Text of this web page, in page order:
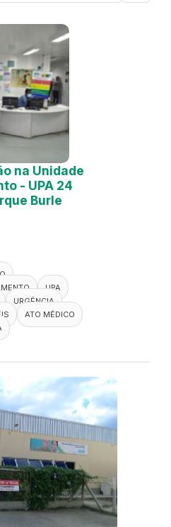
na Unidade
- UPA 24
Burle
UPA
URGÊNCIA
ATO MÉDICO